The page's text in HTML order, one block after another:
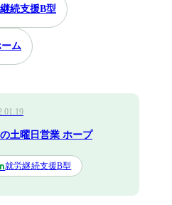
続支援B型
ム
土曜日営業 ホープ
就労継続支援B型